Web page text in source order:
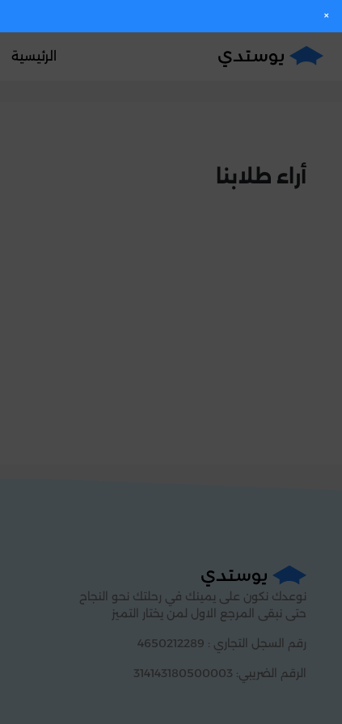
×
الرئيسية
أراء طلابنا
نوعدك نكون على يمينك في رحلتك نحو النجاح
حتى نبقى المرجع الاول لمن يختار التميز
رقم السجل التجاري : 4650212289
الرقم الضريبي: 314143180500003